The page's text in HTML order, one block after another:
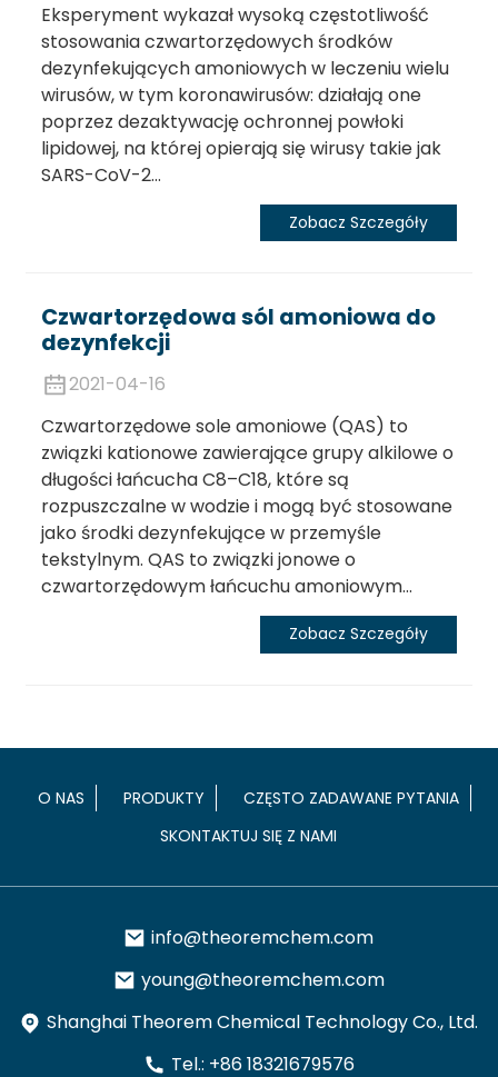
Eksperyment wykazał wysoką częstotliwość
stosowania czwartorzędowych środków
dezynfekujących amoniowych w leczeniu wielu
wirusów, w tym koronawirusów: działają one
poprzez dezaktywację ochronnej powłoki
lipidowej, na której opierają się wirusy takie jak
SARS-CoV-2...
Zobacz Szczegóły
Czwartorzędowa sól amoniowa do
dezynfekcji
2021-04-16
Czwartorzędowe sole amoniowe (QAS) to
związki kationowe zawierające grupy alkilowe o
długości łańcucha C8–C18, które są
rozpuszczalne w wodzie i mogą być stosowane
jako środki dezynfekujące w przemyśle
tekstylnym. QAS to związki jonowe o
czwartorzędowym łańcuchu amoniowym...
Zobacz Szczegóły
O NAS PRODUKTY
CZĘSTO ZADAWANE PYTANIA
SKONTAKTUJ SIĘ Z NAMI
info@theoremchem.com
young@theoremchem.com
Shanghai Theorem Chemical Technology Co., Ltd.
Tel.: +86 18321679576